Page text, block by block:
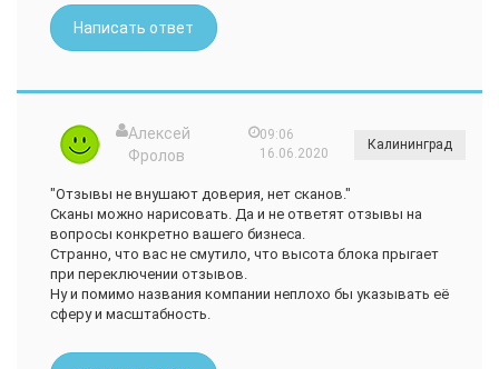
Написать ответ
Алексей
Фролов
09:06
16.06.2020
Калининград
"Отзывы не внушают доверия, нет сканов."
Сканы можно нарисовать. Да и не ответят отзывы на
вопросы конкретно вашего бизнеса.
Странно, что вас не смутило, что высота блока прыгает
при переключении отзывов.
Ну и помимо названия компании неплохо бы указывать её
сферу и масштабность.